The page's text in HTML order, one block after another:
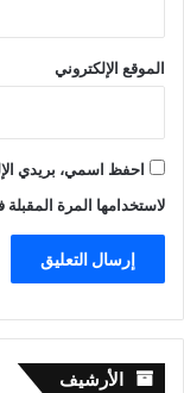
الموقع الإلكتروني
احفظ اسمي، بريدي
لاستخدامها المرة
الأرشيف الأرشيف